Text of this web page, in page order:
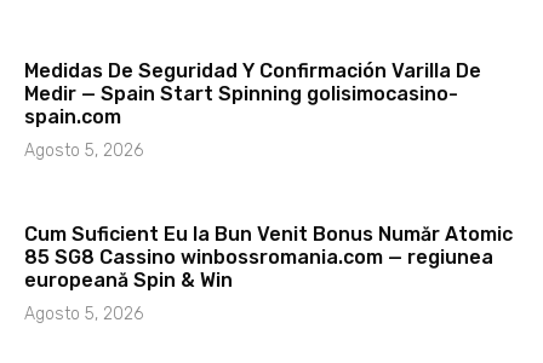
Medidas De Seguridad Y Confirmación Varilla De
Medir — Spain Start Spinning golisimocasino-
spain.com
Agosto 5, 2026
Cum Suficient Eu Ia Bun Venit Bonus Număr Atomic
85 SG8 Cassino winbossromania.com — regiunea
europeană Spin & Win
Agosto 5, 2026